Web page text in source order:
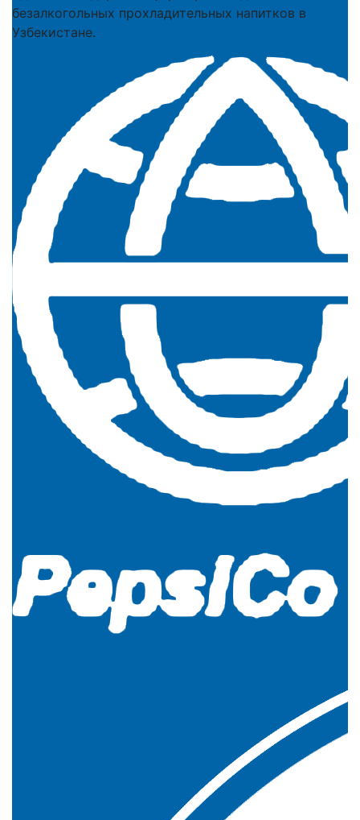
безалкогольных прохладительных напитков в
Узбекистане.